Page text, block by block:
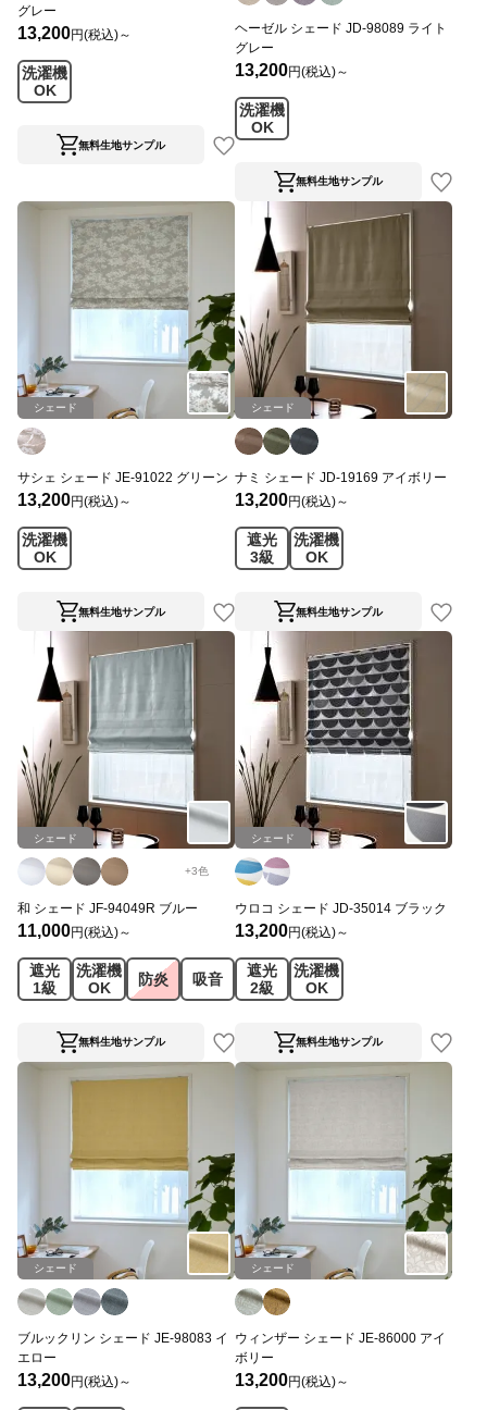
グレー
13,200円(税込)～
洗濯機
OK
無料生地サンプル
ヘーゼル シェード JD-98089 ライト
グレー
13,200円(税込)～
洗濯機
OK
無料生地サンプル
シェード
サシェ シェード JE-91022 グリーン
13,200円(税込)～
洗濯機
OK
無料生地サンプル
シェード
ナミ シェード JD-19169 アイボリー
13,200円(税込)～
遮光
3級
洗濯機
OK
無料生地サンプル
シェード
+3色
和 シェード JF-94049R ブルー
11,000円(税込)～
遮光
1級
洗濯機
OK
防炎 吸音
無料生地サンプル
シェード
ウロコ シェード JD-35014 ブラック
13,200円(税込)～
遮光
2級
洗濯機
OK
無料生地サンプル
シェード
ブルックリン シェード JE-98083 イ
エロー
13,200円(税込)～
シェード
ウィンザー シェード JE-86000 アイ
ボリー
13,200円(税込)～